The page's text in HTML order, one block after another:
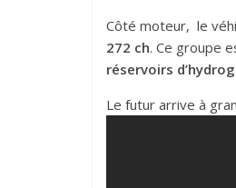
Côté moteur, le
272 ch. Ce groupe
réservoirs
Le futur arrive à